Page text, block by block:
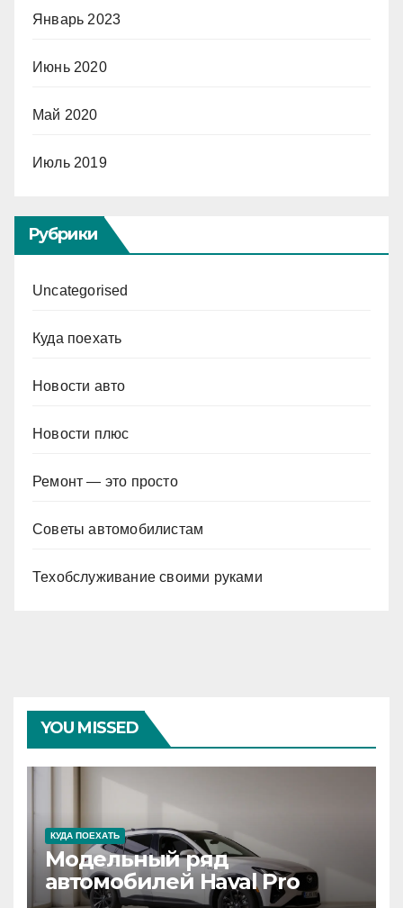
Январь 2023
Июнь 2020
Май 2020
Июль 2019
Рубрики
Uncategorised
Куда поехать
Новости авто
Новости плюс
Ремонт — это просто
Советы автомобилистам
Техобслуживание своими руками
YOU MISSED
КУДА ПОЕХАТЬ
Модельный ряд
автомобилей Haval Pro